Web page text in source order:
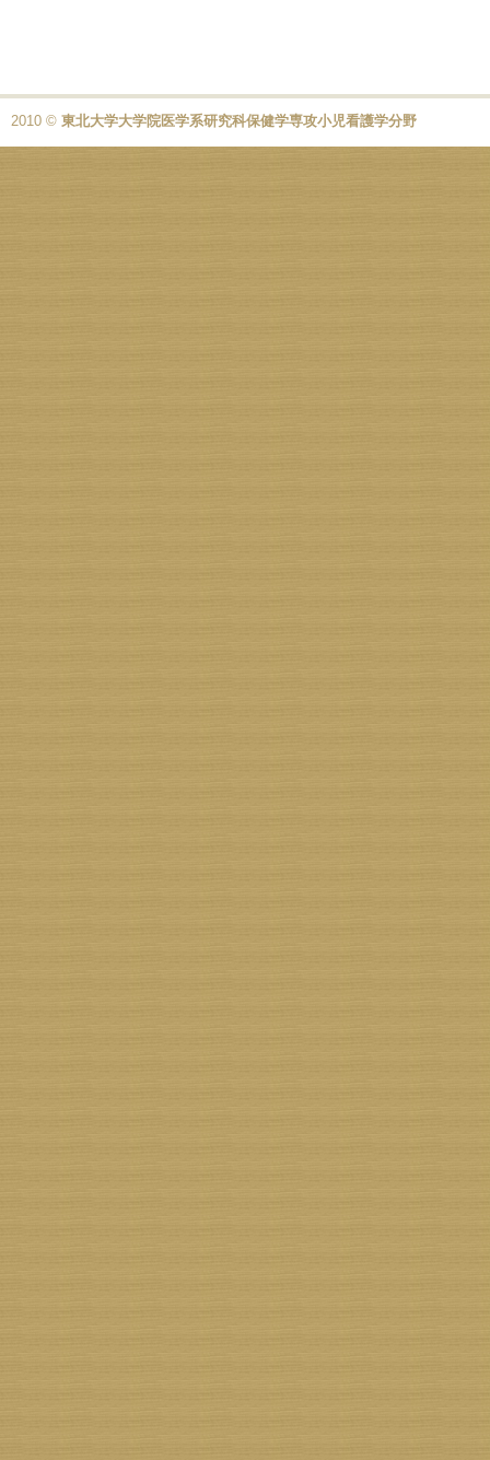
2010 © 東北大学大学院医学系研究科保健学専攻小児看護学分野